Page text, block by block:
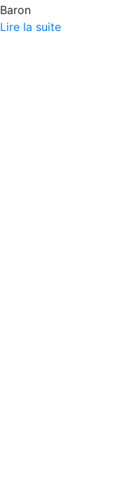
Baron
Lire la suite